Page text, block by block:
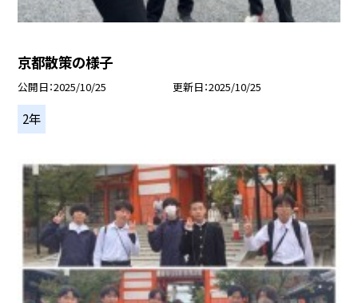
京都散策の様子
公開日 2025/10/25 更新日 2025/10/25
2年